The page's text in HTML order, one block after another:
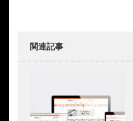
関連記事